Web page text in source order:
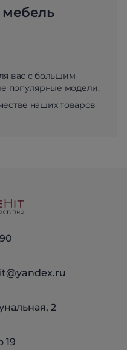
вас с большим
популярные модели.
наших товаров
2
19